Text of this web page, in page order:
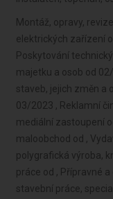
Montáž, opravy,
elektrických zařízení
Poskytování
majetku a osob od
staveb, jejich změn a
03/2023 , Reklamní
mediální zastoupení
maloobchod od ,
polygrafická výroba,
práce od , Přípravné
stavební práce,